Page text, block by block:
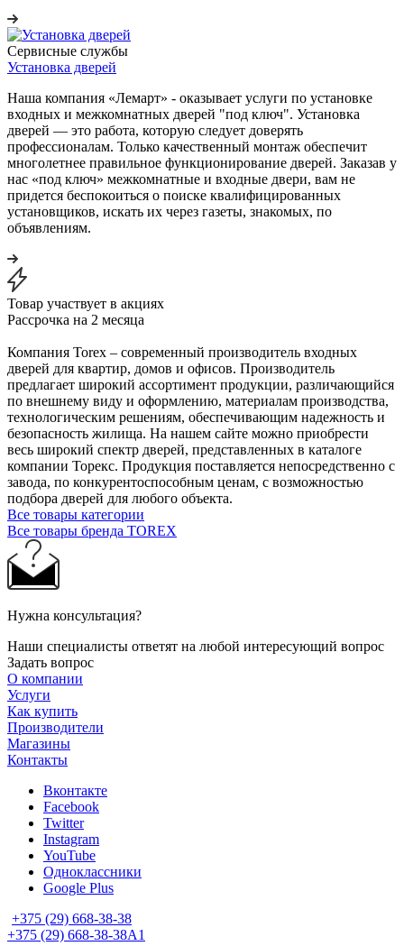
Сервисные службы
Установка дверей
Наша компания «Лемарт» - оказывает услуги по установке
входных и межкомнатных дверей "под ключ". Установка
дверей — это работа, которую следует доверять
профессионалам. Только качественный монтаж обеспечит
многолетнее правильное функционирование дверей. Заказав у
нас «под ключ» межкомнатные и входные двери, вам не
придется беспокоиться о поиске квалифицированных
установщиков, искать их через газеты, знакомых, по
объявлениям.
Товар участвует в акциях
Рассрочка на 2 месяца
Компания Torex – современный производитель входных
дверей для квартир, домов и офисов. Производитель
предлагает широкий ассортимент продукции, различающийся
по внешнему виду и оформлению, материалам производства,
технологическим решениям, обеспечивающим надежность и
безопасность жилища. На нашем сайте можно приобрести
весь широкий спектр дверей, представленных в каталоге
компании Торекс. Продукция поставляется непосредственно с
завода, по конкурентоспособным ценам, с возможностью
подбора дверей для любого объекта.
Все товары категории
Все товары бренда TOREX
Нужна консультация?
Наши специалисты ответят на любой интересующий вопрос
Задать вопрос
О компании
Услуги
Как купить
Производители
Магазины
Контакты
Вконтакте
Facebook
Twitter
Instagram
YouTube
Одноклассники
Google Plus
+375 (29) 668-38-38
+375 (29) 668-38-38A1